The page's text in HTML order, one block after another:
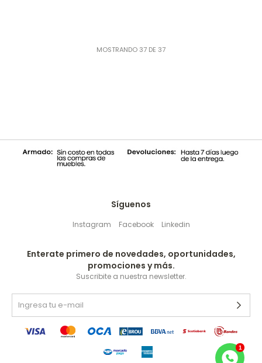
MOSTRANDO 37 DE 37
Síguenos
Instagram Facebook Linkedin
Enterate primero de novedades, oportunidades,
promociones y más.
Suscribite a nuestra newsletter.